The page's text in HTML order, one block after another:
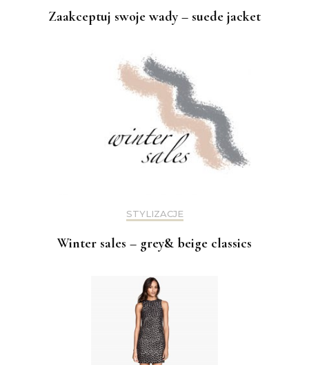
Zaakceptuj swoje wady – suede jacket
STYLIZACJE
Winter sales – grey& beige classics